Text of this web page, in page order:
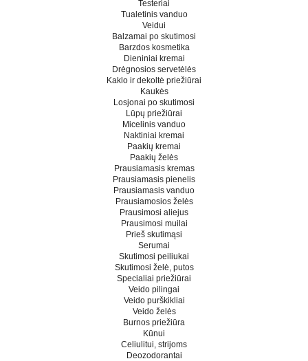
Testeriai
Tualetinis vanduo
Veidui
Balzamai po skutimosi
Barzdos kosmetika
Dieniniai kremai
Drėgnosios servetėlės
Kaklo ir dekoltė priežiūrai
Kaukės
Losjonai po skutimosi
Lūpų priežiūrai
Micelinis vanduo
Naktiniai kremai
Paakių kremai
Paakių želės
Prausiamasis kremas
Prausiamasis pienelis
Prausiamasis vanduo
Prausiamosios želės
Prausimosi aliejus
Prausimosi muilai
Prieš skutimąsi
Serumai
Skutimosi peiliukai
Skutimosi želė, putos
Specialiai priežiūrai
Veido pilingai
Veido purškikliai
Veido želės
Burnos priežiūra
Kūnui
Celiulitui, strijoms
Deozodorantai